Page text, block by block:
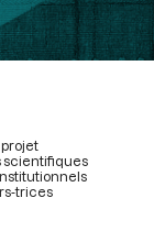
scientifiques
trices